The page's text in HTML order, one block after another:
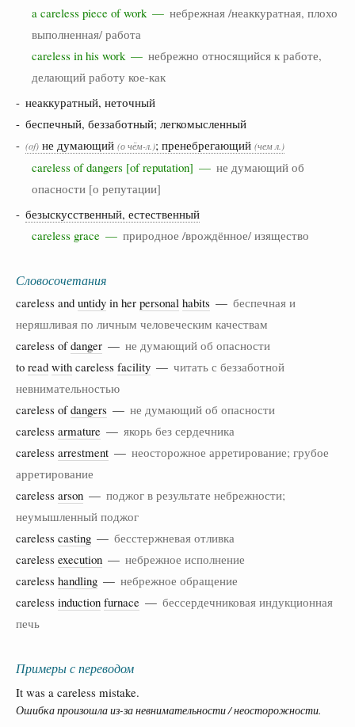
a careless piece of work — небрежная /неаккуратная, плохо
выполненная/ работа
careless in his work — небрежно относящийся к работе,
делающий работу кое-как
- неаккуратный, неточный
- беспечный, беззаботный; легкомысленный
- (of) не думающий (о чём-л.); пренебрегающий (чем л.)
careless of dangers [of reputation] — не думающий об
опасности [о репутации]
- безыскусственный, естественный
careless grace — природное /врождённое/ изящество
Словосочетания
careless and untidy in her personal habits — беспечная и
неряшливая по личным человеческим качествам
careless ofdanger — не думающий об опасности
to read with careless facility — читать с беззаботной
невнимательностью
careless ofdangers — не думающий об опасности
careless armature — якорь без сердечника
careless arrestment — неосторожное арретирование; грубое
арретирование
careless arson — поджог в результате небрежности;
неумышленный поджог
careless casting — бесстержневая отливка
careless execution — небрежное исполнение
careless handling — небрежное обращение
careless induction furnace — бессердечниковая индукционная
печь
Примеры с переводом
It was a careless mistake.
Ошибка произошла из-за невнимательности / неосторожности.